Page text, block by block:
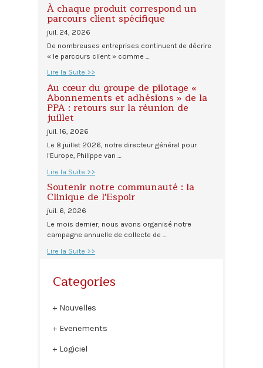
À chaque produit correspond un
parcours client spécifique
juil. 24, 2026
De nombreuses entreprises continuent de décrire
« le parcours client » comme …
Lire la Suite >>
Au cœur du groupe de pilotage «
Abonnements et adhésions » de la
PPA : retours sur la réunion de
juillet
juil. 16, 2026
Le 8 juillet 2026, notre directeur général pour
l'Europe, Philippe van …
Lire la Suite >>
Soutenir notre communauté : la
Clinique de l'Espoir
juil. 6, 2026
Le mois dernier, nous avons organisé notre
campagne annuelle de collecte de …
Lire la Suite >>
Categories
Nouvelles
Evenements
Logiciel